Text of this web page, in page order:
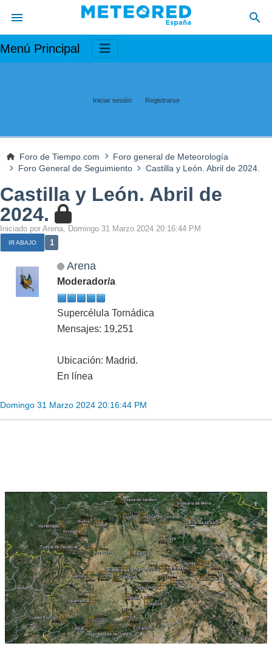
Menú Principal
Iniciar sesión Registrarse
Foro de Tiempo.com
Foro general de Meteorología
Foro General de Seguimiento
Castilla y León. Abril de 2024.
Castilla y León. Abril de
2024.
Iniciado por Arena, Domingo 31 Marzo 2024 20:16:44 PM
IR ABAJO 1
Arena
Moderador/a
Supercélula Tornádica
Mensajes: 19,251
Ubicación: Madrid.
En línea
Domingo 31 Marzo 2024 20:16:44 PM